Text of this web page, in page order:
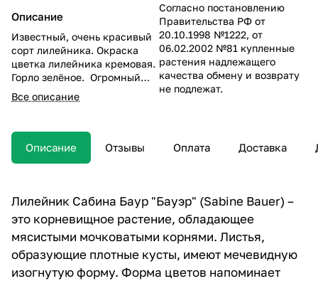
Описание
Известный, очень красивый
сорт лилейника. Окраска
цветка лилейника кремовая.
Горло зелёное. Огромный
тёмно-вишнёвый глазок и
края того же цвета. Отличная
Все описание
Согласно постановлению
Правительства РФ от
20.10.1998 №1222, от
06.02.2002 №81 купленные
растения надлежащего
качества обмену и возврату
не подлежат.
Описание Отзывы Оплата Доставка
Лилейник Сабина Баур "Бауэр" (Sabine Bauer) –
это корневищное растение, обладающее
мясистыми мочковатыми корнями. Листья,
образующие плотные кусты, имеют мечевидную
изогнутую форму. Форма цветов напоминает